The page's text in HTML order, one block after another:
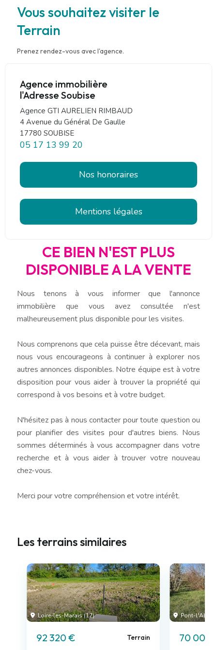
Vous souhaitez visiter le
Terrain
Prenez rendez-vous avec l'agence.
Agence immobilière
l'Adresse Soubise
Agence GTI AURELIEN RIMBAUD
4 Avenue du Général De Gaulle
17780 SOUBISE
05 17 13 99 20
Nos honoraires
Mentions légales
CE BIEN N'EST PLUS
DISPONIBLE A LA VENTE
Nous tenons à vous informer que l'annonce
immobilière que vous avez consultée n'est
malheureusement plus disponible pour les visites.
Nous comprenons que cela puisse être décevant, mais
nous vous encourageons à continuer à explorer nos
autres annonces disponibles. Notre équipe est à votre
disposition pour vous aider à trouver la propriété qui
correspond à vos besoins et à votre budget.
N'hésitez pas à nous contacter pour toute question ou
pour planifier des visites pour d'autres biens. Nous
sommes déterminés à vous accompagner dans votre
recherche et à vous aider à trouver votre nouveau
chez-vous.
Merci pour votre compréhension et votre intérêt.
Les terrains similaires
Loire-les-Marais (17)
92 320 € Terrain
Pont-
70 000